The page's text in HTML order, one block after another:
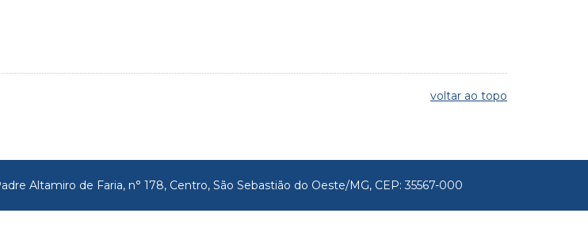
voltar ao topo
Altamiro de Faria, n° 178, Centro, São Sebastião do Oeste/MG, CEP: 35567-000